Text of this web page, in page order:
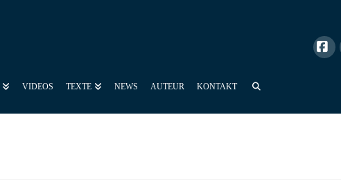
VIDEOS TEXTE NEWS AUTEUR KONTAKT